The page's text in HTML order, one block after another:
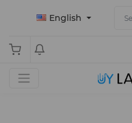
English